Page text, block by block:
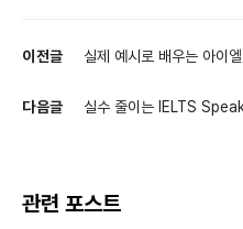
이전글 실제 예시로 배우는 아이
다음글 실수 줄이는 IELTS
관련 포스트